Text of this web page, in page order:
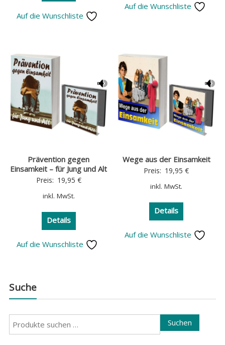
Auf die Wunschliste
Auf die Wunschliste
Prävention gegen
Einsamkeit – für Jung und Alt
Preis: 19,95 €
inkl. MwSt.
Details
Auf die Wunschliste
Wege aus der Einsamkeit
Preis: 19,95€
inkl. MwSt.
Details
Auf die Wunschliste
Suche
Suchen
nach:
Suchen